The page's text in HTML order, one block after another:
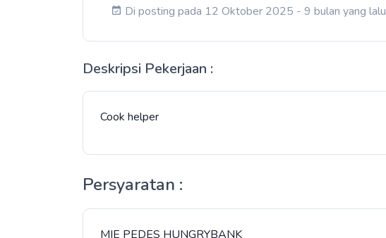
Di posting pada 12 Oktober 2025 - 9 bulan yang lalu
Deskripsi Pekerjaan :
Cook helper
Persyaratan :
MIE PEDES HUNGRYBANK